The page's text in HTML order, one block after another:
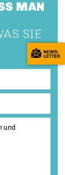
MAN
SIE